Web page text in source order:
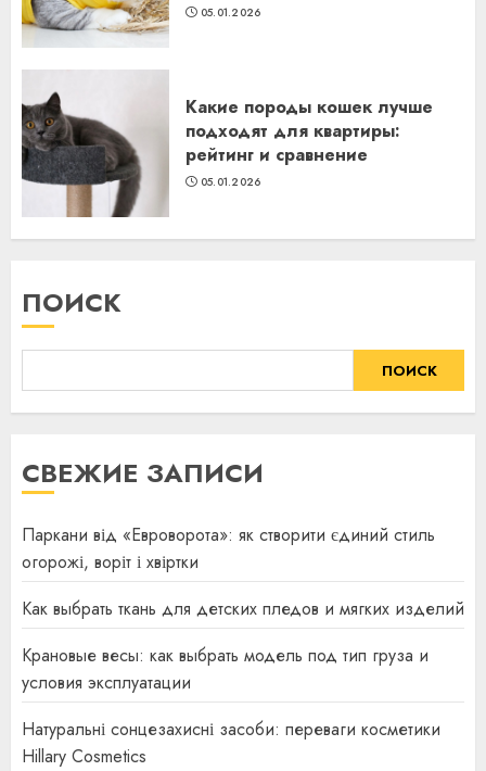
05.01.2026
Какие породы кошек лучше
подходят для квартиры:
рейтинг и сравнение
05.01.2026
ПОИСК
ПОИСК
СВЕЖИЕ ЗАПИСИ
Паркани від «Евроворота»: як створити єдиний стиль
огорожі, воріт і хвіртки
Как выбрать ткань для детских пледов и мягких изделий
Крановые весы: как выбрать модель под тип груза и
условия эксплуатации
Натуральні сонцезахисні засоби: переваги косметики
Hillary Cosmetics